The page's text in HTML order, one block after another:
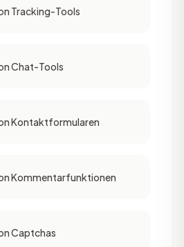
Tracking-Tools
Chat-Tools
Kontaktformularen
Kommentarfunktionen
Captchas